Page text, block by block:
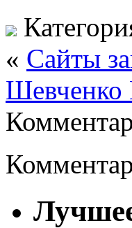
« Сайты
Шевченко